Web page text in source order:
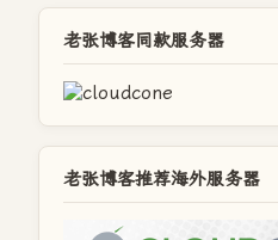
老张博客同款服务器
老张博客推荐海外服务器